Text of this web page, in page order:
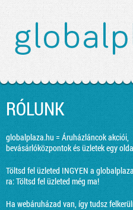
RÓLUNK
globalplaza.hu = Áruházláncok akciói,
bevásárlóközpontok és üzletek egy
Töltsd fel üzleted INGYEN a
ra:Töltsd fel üzleted még ma!
Ha webáruházad van, így tudsz